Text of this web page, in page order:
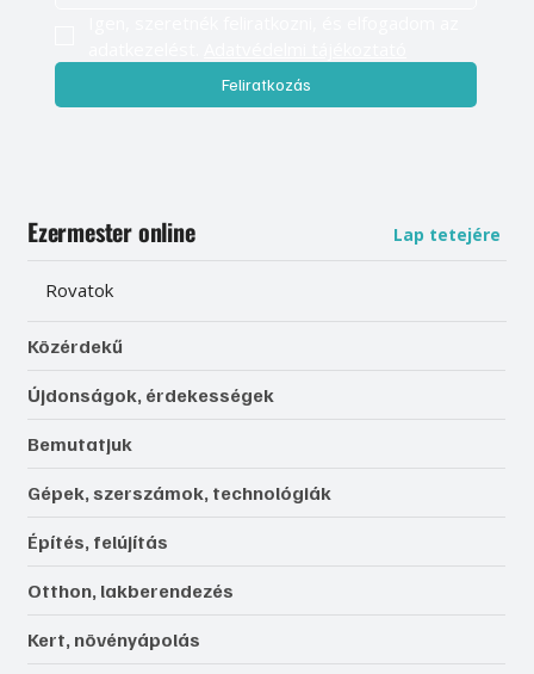
Feliratkozás
Ezermester online Lap tetejére
Rovatok
Közérdekű
Újdonságok, érdekességek
Bemutatjuk
Gépek, szerszámok, technológiák
Építés, felújítás
Otthon, lakberendezés
Kert, növényápolás